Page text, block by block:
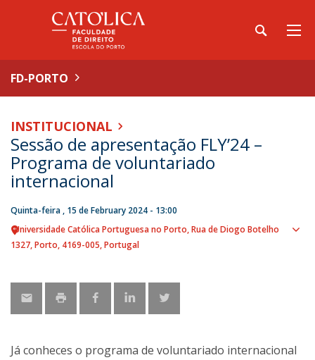
FD-PORTO
INSTITUCIONAL
Sessão de apresentação FLY’24 –
Programa de voluntariado
internacional
Quinta-feira , 15 de February 2024 - 13:00
Universidade Católica Portuguesa no Porto Rua de Diogo Botelho
1327 Porto 4169-005 Portugal
Já conheces o programa de voluntariado internacional